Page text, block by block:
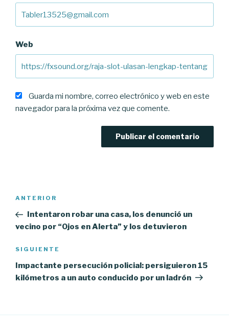
Web
Guarda mi nombre, correo electrónico y web en este
navegador para la próxima vez que comente.
entradas
Entrada
anterior:
ANTERIOR
Intentaron robar una casa, los denunció un
vecino por “Ojos en Alerta” y los detuvieron
Siguiente
entrada
SIGUIENTE
Impactante persecución policial: persiguieron 15
kilómetros a un auto conducido por un ladrón